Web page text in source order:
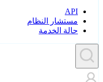
API
مستشار النظام
حالة الخدمة